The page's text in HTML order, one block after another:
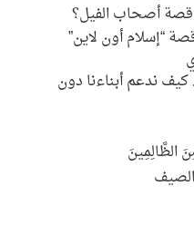
قصة أصحاب الفيل؟
“إسلام أون لاين”
كيف ندعم أبناءنا دون
الظَّالِمِينَ